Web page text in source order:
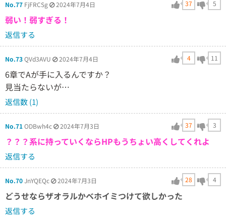
No.77 FjFRCSg 2024年7月4日 37 5
弱い！弱すぎる！
返信する
No.73QVd3AVU 2024年7月4日 4 11
6章でAが手に入るんですか？
見当たらないが…
返信数 (1)
No.71ODBwh4c 2024年7月3日 37 3
？？？系に持っていくならHPもうちょい高くしてくれよ
返信する
No.70JnYQEQc 2024年7月3日 28 4
どうせならザオラルかベホイミつけて欲しかった
返信する